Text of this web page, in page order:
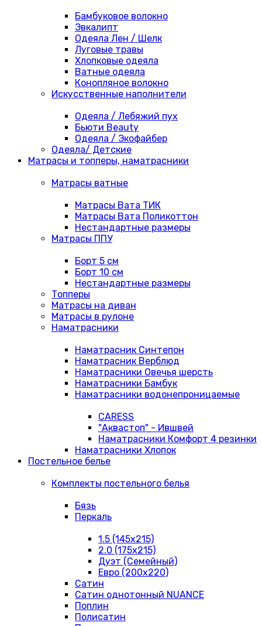
Бамбуковое волокно
Эвкалипт
Одеяла Лен / Шелк
Луговые травы
Хлопковые одеяла
Ватные одеяла
Конопляное волокно
Искусственные наполнители
Одеяла / Лебяжий пух
Бьюти Beauty
Одеяла / Экофайбер
Одеяла/ Детские
Матрасы и топперы, наматрасники
Матрасы ватные
Матрасы Вата ТИК
Матрасы Вата Поликоттон
Нестандартные размеры
Матрасы ППУ
Борт 5 см
Борт 10 см
Нестандартные размеры
Топперы
Матрасы на диван
Матрасы в рулоне
Наматрасники
Наматрасник Синтепон
Наматрасник Верблюд
Наматрасники Овечья шерсть
Наматрасники Бамбук
Наматрасники водонепроницаемые
CARESS
"Аквастоп" - Ившвей
Наматрасники Комфорт 4 резинки
Наматрасники Хлопок
Постельное белье
Комплекты постельного белья
Бязь
Перкаль
1.5 (145х215)
2.0 (175х215)
Дуэт (Семейный)
Евро (200х220)
Сатин
Сатин однотонный NUANCE
Поплин
Полисатин